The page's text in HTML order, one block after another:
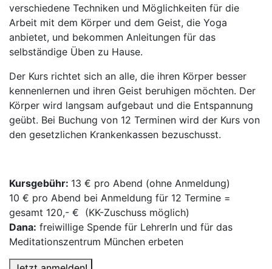
verschiedene Techniken und Möglichkeiten für die
Arbeit mit dem Körper und dem Geist, die Yoga
anbietet, und bekommen Anleitungen für das
selbständige Üben zu Hause.
Der Kurs richtet sich an alle, die ihren Körper besser
kennenlernen und ihren Geist beruhigen möchten. Der
Körper wird langsam aufgebaut und die Entspannung
geübt. Bei Buchung von 12 Terminen wird der Kurs von
den gesetzlichen Krankenkassen bezuschusst.
Kursgebühr: 13 € pro Abend (ohne Anmeldung)
10 € pro Abend bei Anmeldung für 12 Termine =
gesamt 120,- € (KK-Zuschuss möglich)
Dana: freiwillige Spende für LehrerIn und für das
Meditationszentrum München erbeten